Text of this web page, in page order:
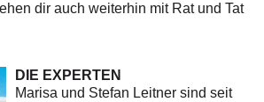
dir auch weiterhin mit Rat und Tat
DIE EXPERTEN
Marisa und Stefan Leitner sind seit